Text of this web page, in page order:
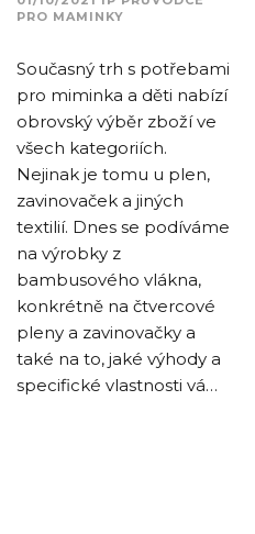
PRO MAMINKY
Současný trh s potřebami
pro miminka a děti nabízí
obrovský výběr zboží ve
všech kategoriích.
Nejinak je tomu u plen,
zavinovaček a jiných
textilií. Dnes se podíváme
na výrobky z
bambusového vlákna,
konkrétně na čtvercové
pleny a zavinovačky a
také na to, jaké výhody a
specifické vlastnosti vá…